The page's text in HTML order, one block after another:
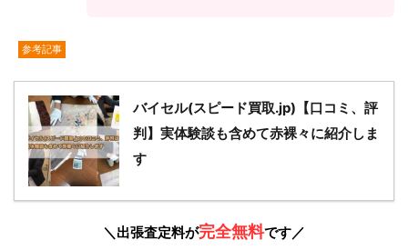
参考記事
バイセル(スピード買取.jp)【口コミ、評
判】実体験談も含めて赤裸々に紹介しま
す
＼出張査定料が完全無料です／